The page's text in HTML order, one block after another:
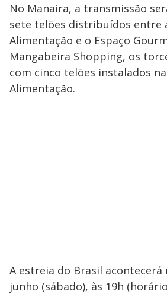
No Manaira, a transmissão
sete telões distribuídos entre
Alimentação e o Espaço
Mangabeira Shopping, os
com cinco telões instalados
Alimentação.
A estreia do Brasil acontecerá
junho (sábado), às 19h